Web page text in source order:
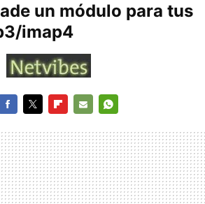
un módulo para tus
imap4
MAIL